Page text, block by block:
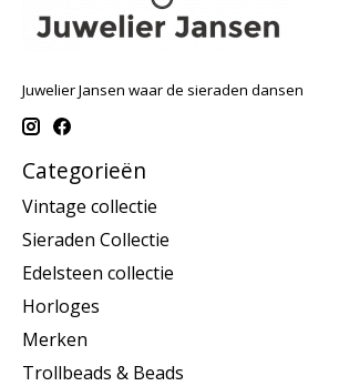
Juwelier Jansen waar de sieraden dansen
Categorieën
Vintage collectie
Sieraden Collectie
Edelsteen collectie
Horloges
Merken
Trollbeads & Beads